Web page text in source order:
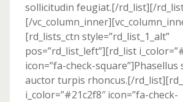
sollicitudin feugiat.[/rd_list][/
[/
[rd_lists_ctn style=”rd_list_1_alt”
pos=”rd_list_left”][rd_list
icon=”fa-check-
auctor turpis rhoncus.[/
i_color=”#21c2f8″ icon=”fa-check-